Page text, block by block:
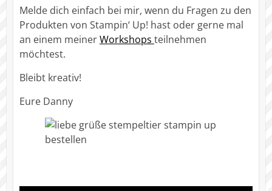
Melde dich einfach bei mir, wenn du Fragen zu den
Produkten von Stampin‘ Up! hast oder gerne mal
an einem meinerWorkshops teilnehmen
möchtest.
Bleibt kreativ!
Eure Danny